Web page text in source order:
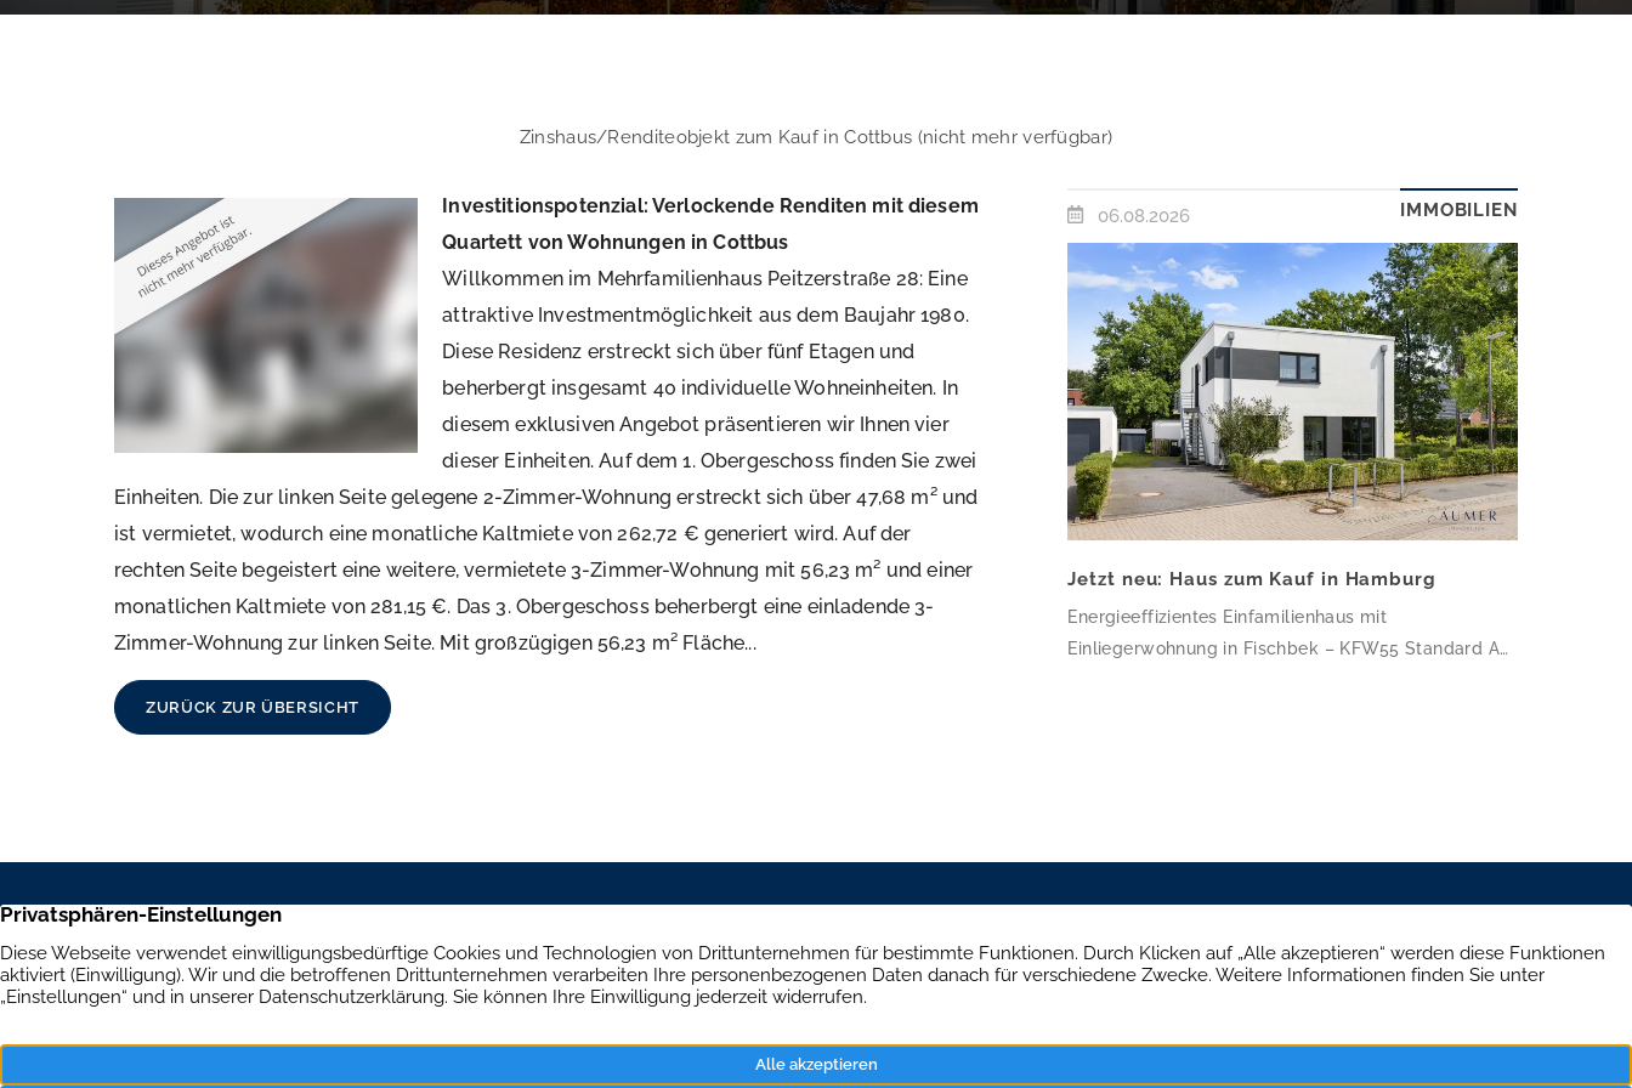
Zinshaus/Renditeobjekt zum Kauf in Cottbus (nicht mehr verfügbar)
Investitionspotenzial: Verlockende Renditen mit diesem
Quartett von Wohnungen in Cottbus
Willkommen im Mehrfamilienhaus Peitzerstraße 28: Eine
attraktive Investmentmöglichkeit aus dem Baujahr 1980.
Diese Residenz erstreckt sich über fünf Etagen und
beherbergt insgesamt 40 individuelle Wohneinheiten. In
diesem exklusiven Angebot präsentieren wir Ihnen vier
dieser Einheiten. Auf dem 1. Obergeschoss finden Sie zwei
Einheiten. Die zur linken Seite gelegene 2-Zimmer-Wohnung erstreckt sich über 47,68 m² und
ist vermietet, wodurch eine monatliche Kaltmiete von 262,72 € generiert wird. Auf der
rechten Seite begeistert eine weitere, vermietete 3-Zimmer-Wohnung mit 56,23 m² und einer
monatlichen Kaltmiete von 281,15 €. Das 3. Obergeschoss beherbergt eine einladende 3-
Zimmer-Wohnung zur linken Seite. Mit großzügigen 56,23 m² Fläche...
ZURÜCK ZUR ÜBERSICHT
06.08.2026 IMMOBILIEN
Jetzt neu: Haus zum Kauf in Hamburg
Energieeffizientes Einfamilienhaus mit
Einliegerwohnung in Fischbek – KFW55 Standard Auf
Aumer Immobilien
Mühlendamm 84a, 22087 Hamburg
+49 40 234 916 79
Brandenburgische Straße 39, 10707 Berlin
+49 30 303 661 334
Immobilien Aktuelles Kontakt Impressum Datenschutz